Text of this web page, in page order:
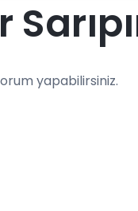
yapabilirsiniz.